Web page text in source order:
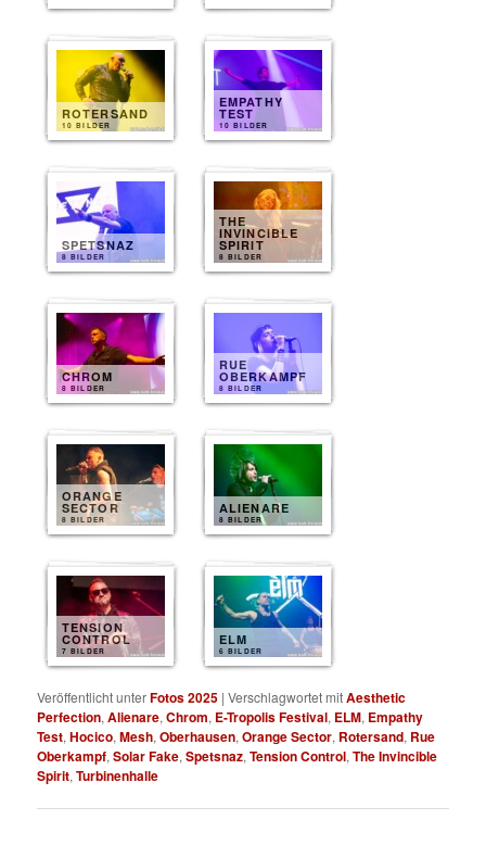
ROTERSAND
10 BILDER
EMPATHY
TEST
10 BILDER
SPETSNAZ
8 BILDER
THE
INVINCIBLE
SPIRIT
8 BILDER
CHROM
8 BILDER
RUE
OBERKAMPF
8 BILDER
ORANGE
SECTOR
8 BILDER
ALIENARE
8 BILDER
TENSION
CONTROL
7 BILDER
ELM
6 BILDER
Veröffentlicht unterFotos 2025 |Verschlagwortet mitAesthetic
Perfection,Alienare,Chrom, E-Tropolis Festival, ELM, Empathy
Test,Hocico,Mesh,Oberhausen,Orange Sector, Rotersand, Rue
Oberkampf,Solar Fake,Spetsnaz,Tension Control,The Invincible
Spirit,Turbinenhalle